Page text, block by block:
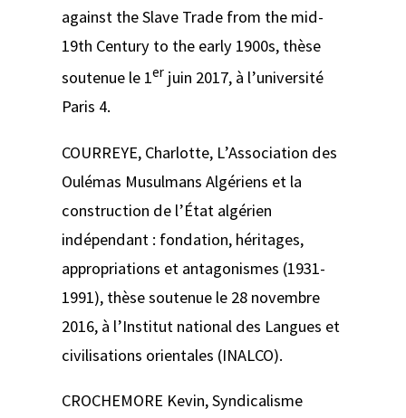
against the Slave Trade from the mid-
19th Century to the early 1900s, thèse
soutenue le 1er juin 2017, à l’université
Paris 4.
COURREYE, Charlotte, L’Association des
Oulémas Musulmans Algériens et la
construction de l’État algérien
indépendant : fondation, héritages,
appropriations et antagonismes (1931-
1991), thèse soutenue le 28 novembre
2016, à l’Institut national des Langues et
civilisations orientales (INALCO).
CROCHEMORE Kevin,Syndicalisme